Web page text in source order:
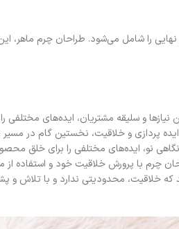
را شامل می‌شود. طراحان چرم ماهر،
و سلیقه مشتریان، ایده‌های مختلفی
پردازی و خلاقیت، نخستین گام در
نو، ایده‌های مختلفی را برای خلق
با پرورش خلاقیت خود و استفاده از
که خلاقیت، محدودیتی ندارد و با تلاش و